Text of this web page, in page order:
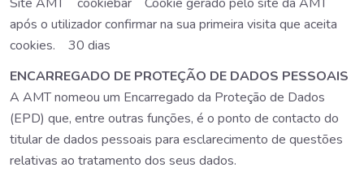
após o utilizador confirmar na sua primeira visita que aceita
cookies. 30 dias
ENCARREGADO DE PROTEÇÃO DE DADOS PESSOAIS
A AMT nomeou um Encarregado da Proteção de Dados
(EPD) que, entre outras funções, é o ponto de contacto do
titular de dados pessoais para esclarecimento de questões
relativas ao tratamento dos seus dados.